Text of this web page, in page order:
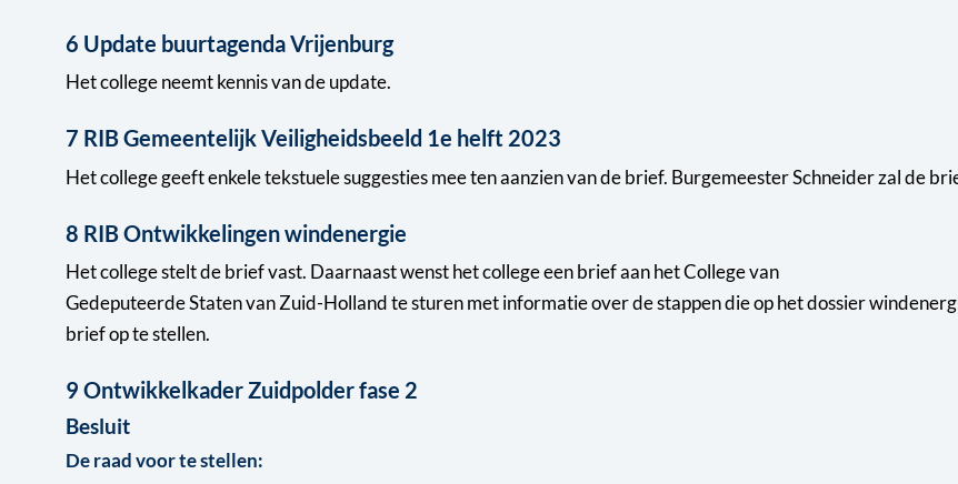
6 Update buurtagenda Vrijenburg
Het college neemt kennis van de update.
7 RIB Gemeentelijk Veiligheidsbeeld 1e helft 2023
Het college geeft enkele tekstuele suggesties mee ten aanzien van de brief. Burgemeester Schneider zal de
8 RIB Ontwikkelingen windenergie
Het college stelt de brief vast. Daarnaast wenst het college een brief aan het College van
Gedeputeerde Staten van Zuid-Holland te sturen met informatie over de stappen die op het dossier
brief op te stellen.
9 Ontwikkelkader Zuidpolder fase 2
Besluit
De raad voor te stellen: